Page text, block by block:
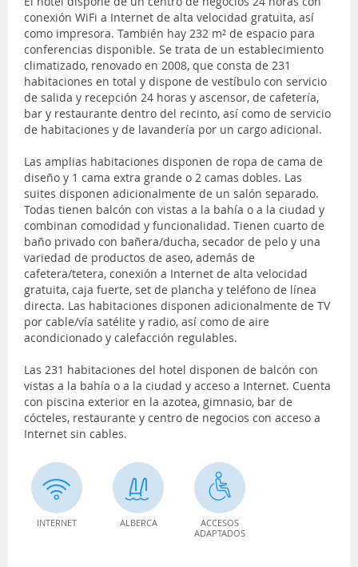
conexión WiFi a Internet de alta velocidad gratuita, así
como impresora. También hay 232 m² de espacio para
conferencias disponible. Se trata de un establecimiento
climatizado, renovado en 2008, que consta de 231
habitaciones en total y dispone de vestíbulo con servicio
de salida y recepción 24 horas y ascensor, de cafetería,
bar y restaurante dentro del recinto, así como de servicio
de habitaciones y de lavandería por un cargo adicional.
Las amplias habitaciones disponen de ropa de cama de
diseño y 1 cama extra grande o 2 camas dobles. Las
suites disponen adicionalmente de un salón separado.
Todas tienen balcón con vistas a la bahía o a la ciudad y
combinan comodidad y funcionalidad. Tienen cuarto de
baño privado con bañera/ducha, secador de pelo y una
variedad de productos de aseo, además de
cafetera/tetera, conexión a Internet de alta velocidad
gratuita, caja fuerte, set de plancha y teléfono de línea
directa. Las habitaciones disponen adicionalmente de TV
por cable/vía satélite y radio, así como de aire
acondicionado y calefacción regulables.
Las 231 habitaciones del hotel disponen de balcón con
vistas a la bahía o a la ciudad y acceso a Internet. Cuenta
con piscina exterior en la azotea, gimnasio, bar de
cócteles, restaurante y centro de negocios con acceso a
Internet sin cables.
INTERNET ALBERCA
ACCESOS
ADAPTADOS